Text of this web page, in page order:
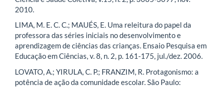
2010.
LIMA, M. E. C. C.; MAUÉS, E. Uma releitura do papel da
professora das séries iniciais no desenvolvimento e
aprendizagem de ciências das crianças. Ensaio Pesquisa em
Educação em Ciências, v. 8, n. 2, p. 161-175, jul./dez. 2006.
LOVATO, A.; YIRULA, C. P.; FRANZIM, R. Protagonismo: a
potência de ação da comunidade escolar. São Paulo: